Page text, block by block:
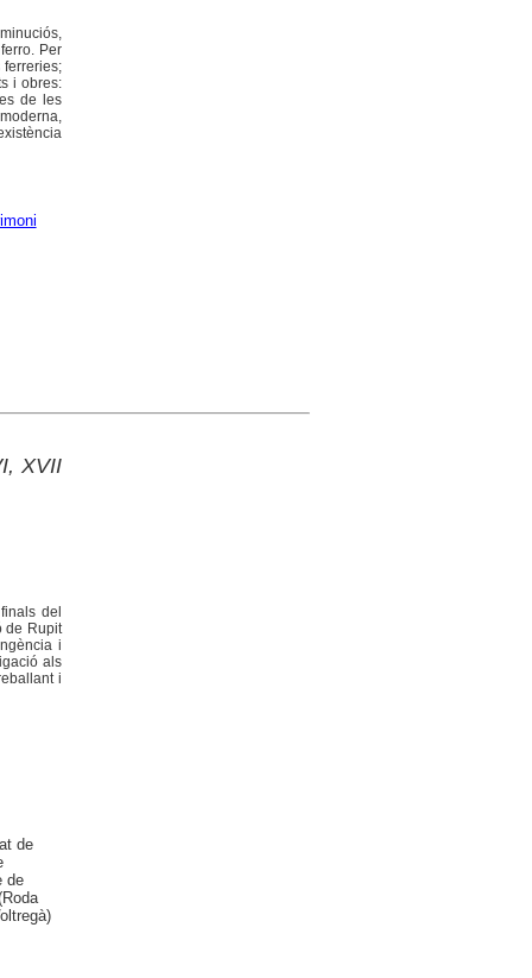
Per
i obres:
de les
XVII
del
de Rupit
i
als
i
de
de